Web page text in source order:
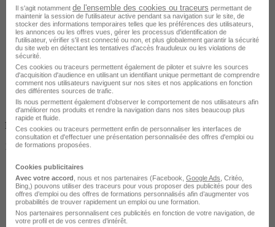
Entreprise
Non finançable CPF
1195 €
Il s'agit notamment de l'ensemble des cookies ou traceurs permettant de
maintenir la session de l'utilisateur active pendant sa navigation sur le site, de
stocker des informations temporaires telles que les préférences des utilisateurs,
les annonces ou les offres vues, gérer les processus d'identification de
l'utilisateur, vérifier s'il est connecté ou non, et plus globalement garantir la sécurité
du site web en détectant les tentatives d'accès frauduleux ou les violations de
sécurité.
Ces cookies ou traceurs permettent également de piloter et suivre les sources
d'acquisition d'audience en utilisant un identifiant unique permettant de comprendre
comment nos utilisateurs naviguent sur nos sites et nos applications en fonction
des différentes sources de trafic.
Ils nous permettent également d’observer le comportement de nos utilisateurs afin
d'améliorer nos produits et rendre la navigation dans nos sites beaucoup plus
rapide et fluide.
Ces cookies ou traceurs permettent enfin de personnaliser les interfaces de
consultation et d'effectuer une présentation personnalisée des offres d'emploi ou
de formations proposées.
Cookies publicitaires
Avec votre accord , nous et nos partenaires (Facebook, Google Ads , Critéo,
Bing,) pouvons utiliser des traceurs pour vous proposer des publicités pour des
offres d’emploi ou des offres de formations personnalisés afin d’augmenter vos
probabilités de trouver rapidement un emploi ou une formation.
Nos partenaires personnalisent ces publicités en fonction de votre navigation, de
votre profil et de vos centres d’intérêt.